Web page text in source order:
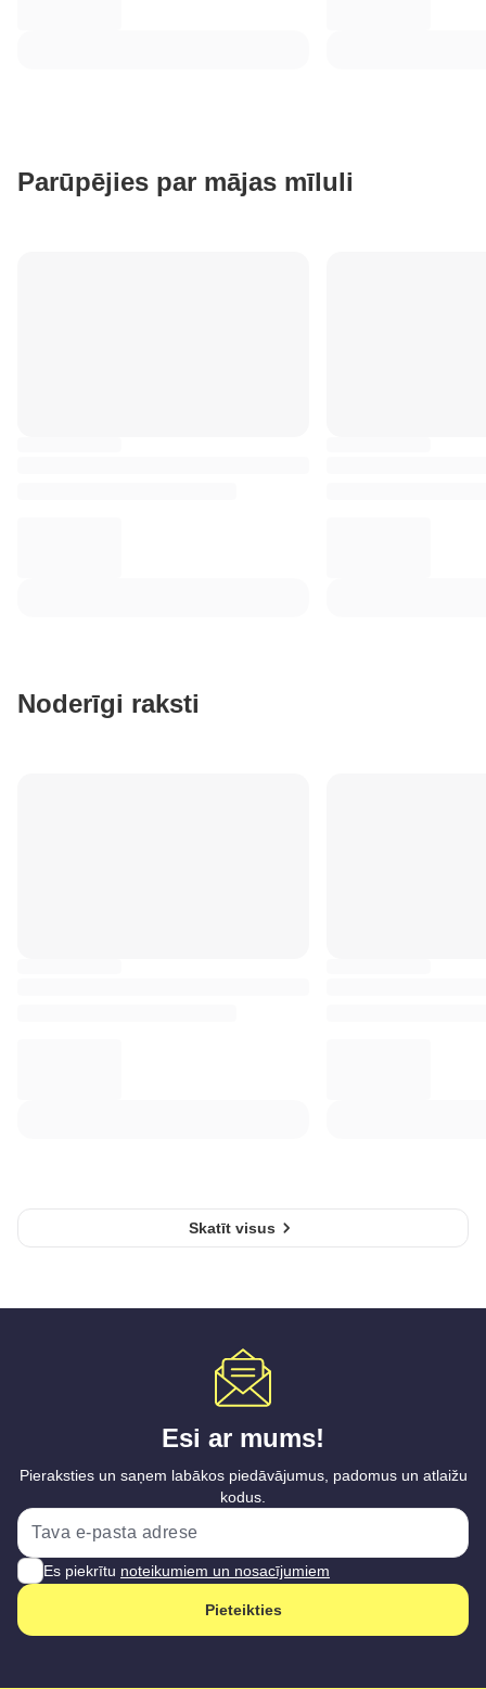
Parūpējies par mājas mīluli
Noderīgi raksti
Skatīt visus
Esi ar mums!
Pieraksties un saņem labākos piedāvājumus, padomus un atlaižu
kodus.
Es piekrītu noteikumiem un nosacījumiem
Pieteikties